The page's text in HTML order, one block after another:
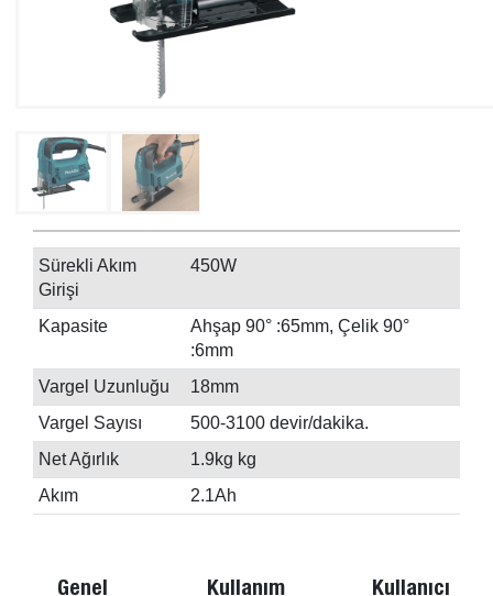
Sürekli Akım
Girişi
450W
Kapasite
Ahşap 90° :65mm, Çelik 90°
:6mm
Vargel Uzunluğu
18mm
Vargel Sayısı
500-3100 devir/dakika.
Net Ağırlık
1.9kg kg
Akım
2.1Ah
Genel
Kullanım
Kullanıcı